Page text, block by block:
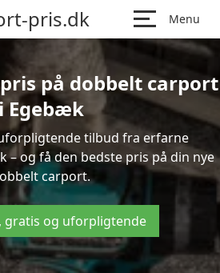
pris.dk Menu
på dobbelt carport
Egebæk
tilbud fra erfarne
– og få den bedste pris på din nye
carport.
gratis og uforpligtende